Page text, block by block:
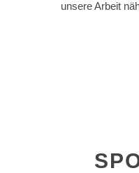
unsere Arbeit